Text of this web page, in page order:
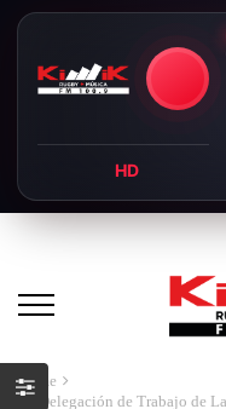
HD
Home
La Delegación de Trabajo de